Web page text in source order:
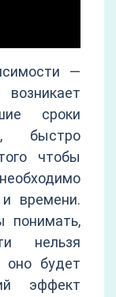
—
сроки
быстро
чтобы
времени.
понимать,
нельзя
оно будет
эффект